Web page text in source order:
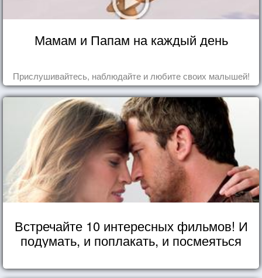
Мамам и Папам на каждый день
Прислушивайтесь, наблюдайте и любите своих малышей!
Встречайте 10 интересных фильмов! И
подумать, и поплакать, и посмеяться